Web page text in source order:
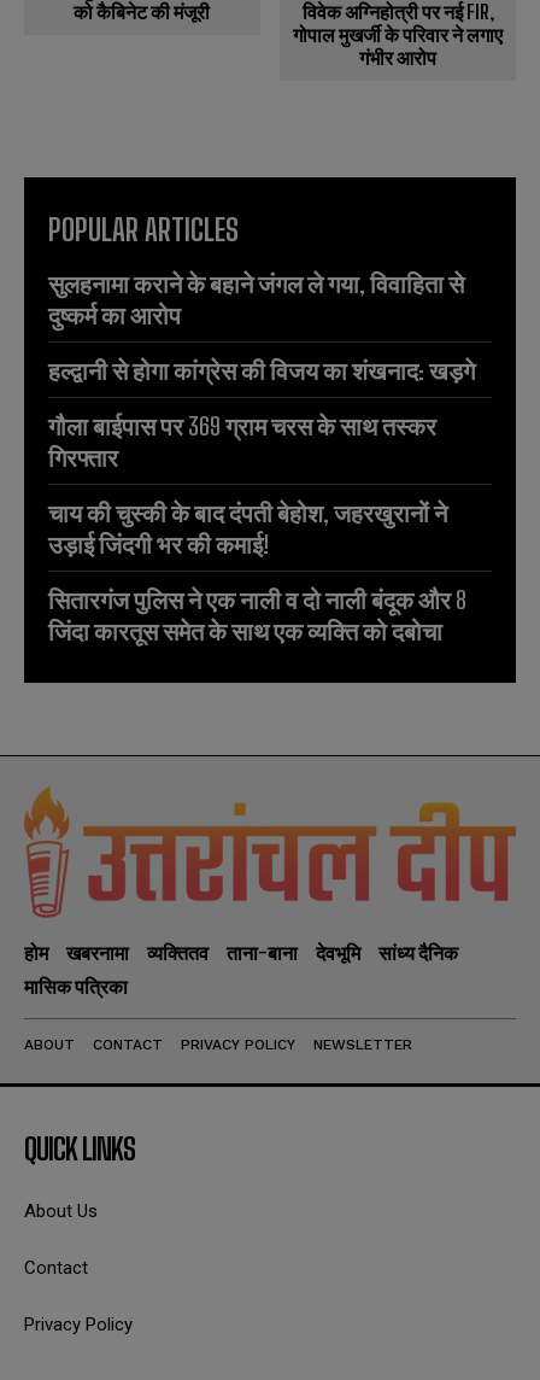
को कैबिनेट की मंजूरी
विवेक अग्निहोत्री पर नई FIR,
गोपाल मुखर्जी के परिवार ने लगाए
गंभीर आरोप
POPULAR ARTICLES
सुलहनामा कराने के बहाने जंगल ले गया, विवाहिता से
दुष्कर्म का आरोप
हल्द्वानी से होगा कांग्रेस की विजय का शंखनाद: खड़गे
गौला बाईपास पर 369 ग्राम चरस के साथ तस्कर
गिरफ्तार
चाय की चुस्की के बाद दंपती बेहोश, जहरखुरानों ने
उड़ाई जिंदगी भर की कमाई!
सितारगंज पुलिस ने एक नाली व दो नाली बंदूक और 8
जिंदा कारतूस समेत के साथ एक व्यक्ति को दबोचा
होम खबरनामा व्यक्तितव ताना-बाना देवभूमि
सांध्य दैनिक
मासिक पत्रिका
ABOUT CONTACT PRIVACY POLICY NEWSLETTER
QUICK LINKS
About Us
Contact
Privacy Policy